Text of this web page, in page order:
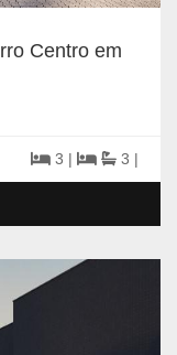
Centro em
3 | 3 |